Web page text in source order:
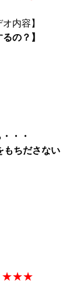
の？】
・・
もちださない
★★★